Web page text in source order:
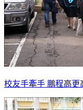
校友手牽手 鵬程高更